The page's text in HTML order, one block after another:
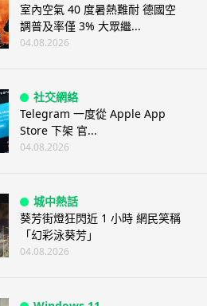
室內空氣 40 度暑熱難耐 德國空
調普及率僅 3% 大眾繼...
04.08.2026
社交網絡
Telegram 一度從 Apple App
Store 下架 官...
04.08.2026
城中熱話
葵芳街燈狂閃近 1 小時 網民笑稱
「幻彩泳葵芳」
04.08.2026